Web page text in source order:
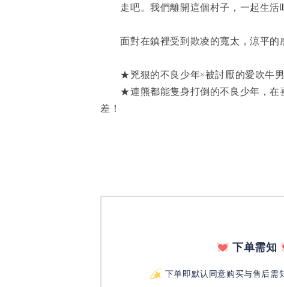
走吧。我們離開這個村子，一起生活
面對在鎮裡受到欺凌的寬太，涼平的
★兇狠的不良少年×被討厭的愛吹牛
★連熊都能隻身打倒的不良少年，在
差！
下单需知
下单即默认同意购买与售后需